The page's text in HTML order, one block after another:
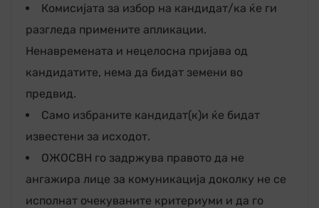
Комисијата за избор на кандидат/ка ќе ги
разгледа примените апликации.
Ненавремената и нецелосна пријава од
кандидатите, нема да бидат земени во
предвид.
Само избраните кандидат(к)и ќе бидат
известени за исходот.
ОЖОСВН го задржува правото да не
ангажира лице за комуникација доколку не се
исполнат очекуваните критериуми и да го